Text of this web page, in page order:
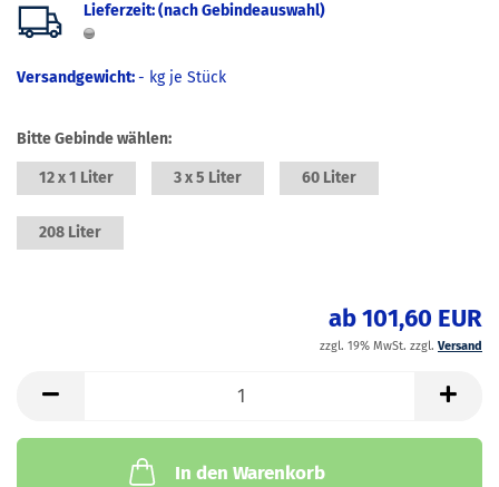
Lieferzeit: (nach Gebindeauswahl)
Versandgewicht:- kg je Stück
Bitte Gebinde wählen:
12 x 1 Liter 3 x 5 Liter 60 Liter
208 Liter
ab 101,60 EUR
zzgl. 19% MwSt. zzgl. Versand
In den Warenkorb